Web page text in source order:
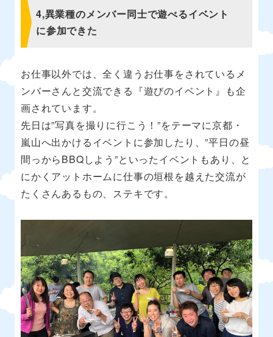
4,異業種のメンバー同士で遊べるイベント
に参加できた
お仕事以外では、全く違うお仕事をされているメ
ンバーさんと交流できる『遊びのイベント』も企
画されています。
先日は”写真を撮りに行こう！”をテーマに京都・
嵐山へ出かけるイベントに参加したり、”平日の昼
間っからBBQしよう”といったイベントもあり、と
にかくアットホームに仕事の垣根を越えた交流が
たくさんあるもの、ステキです。